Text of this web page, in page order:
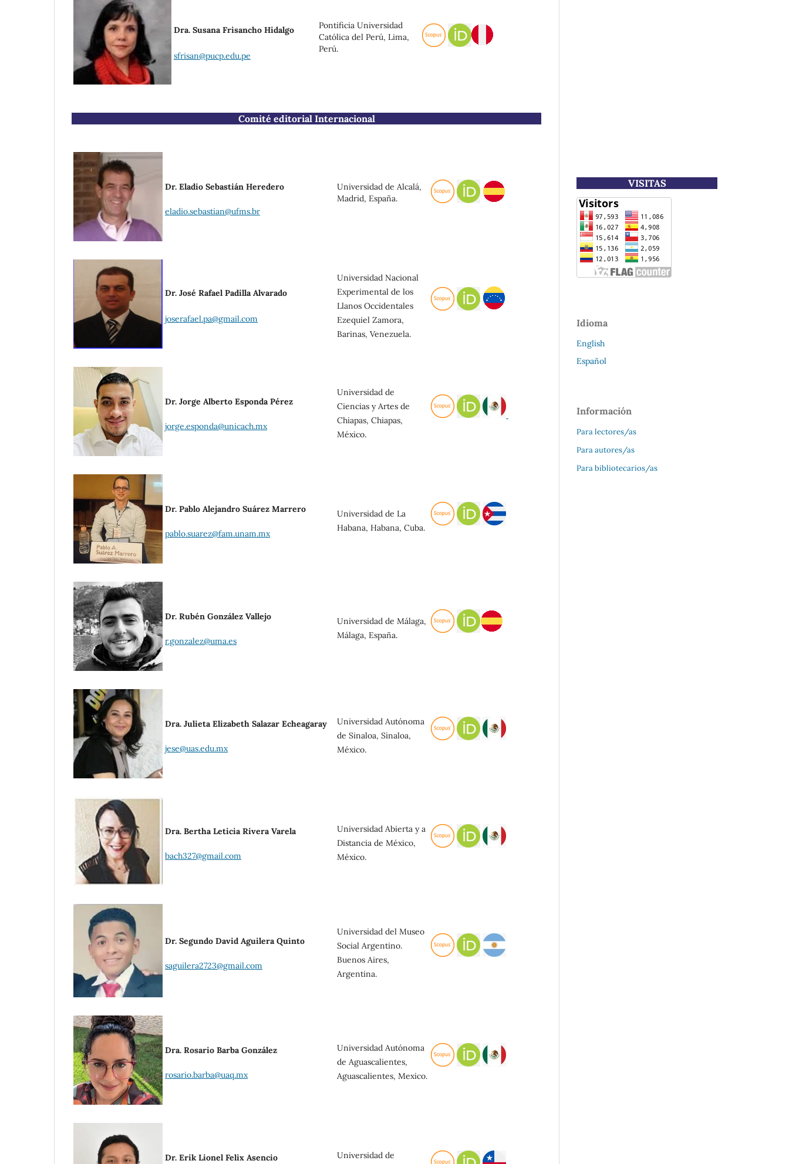
Dra. Susana Frisancho Hidalgo
sfrisan@pucp.edu.pe
Pontificia Universidad
Católica del Perú, Lima,
Perú.
Comité editorial Internacional
Dr. Eladio Sebastián Heredero
eladio.sebastian@ufms.br
Universidad de Alcalá,
Madrid, España.
Dr. José Rafael Padilla Alvarado
joserafael.pa@gmail.com
Universidad Nacional
Experimental de los
Llanos Occidentales
Ezequiel Zamora,
Barinas, Venezuela.
Dr. Jorge Alberto Esponda Pérez
jorge.esponda@unicach.mx
Universidad de
Ciencias y Artes de
Chiapas, Chiapas,
México.
Dr. Pablo Alejandro Suárez Marrero
pablo.suarez@fam.unam.mx
Universidad de La
Habana, Habana, Cuba.
Dr. Rubén González Vallejo
r.gonzalez@uma.es
Universidad de Málaga,
Málaga, España.
Dra. Julieta Elizabeth Salazar Echeagaray
jese@uas.edu.mx
Universidad Autónoma
de Sinaloa, Sinaloa,
México.
Dra. Bertha Leticia Rivera Varela
bach327@gmail.com
Universidad Abierta y a
Distancia de México,
México.
Dr. Segundo David Aguilera Quinto
saguilera2723@gmail.com
Universidad del Museo
Social Argentino.
Buenos Aires,
Argentina.
Dra. Rosario Barba González
rosario.barba@uaq.mx
Universidad Autónoma
de Aguascalientes,
Aguascalientes, Mexico.
Dr. Erik Lionel Felix Asencio
Universidad de
VISITAS
Idioma
English
Español
Información
Para lectores/as
Para autores/as
Para bibliotecarios/as